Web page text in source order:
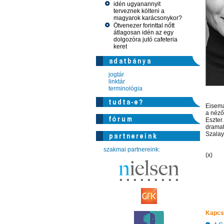
idén ugyanannyit
terveznek költeni a
magyarok karácsonykor?
Ötvenezer forinttal nőtt
átlagosan idén az egy
dolgozóra jutó cafeteria
keret
jogtár
linktár
terminológia
szakmai partnereink:
a
(x)